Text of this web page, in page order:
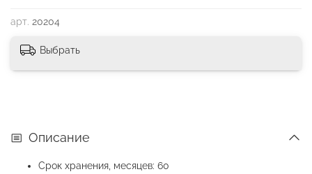
арт. 20204
Выбрать
Описание
Срок хранения, месяцев: 60